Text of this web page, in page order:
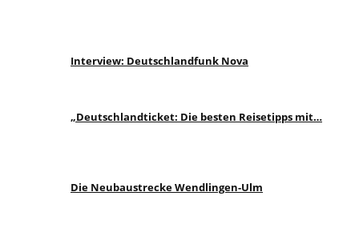
Interview: Deutschlandfunk Nova
„Deutschlandticket: Die besten Reisetipps mit…
Die Neubaustrecke Wendlingen-Ulm